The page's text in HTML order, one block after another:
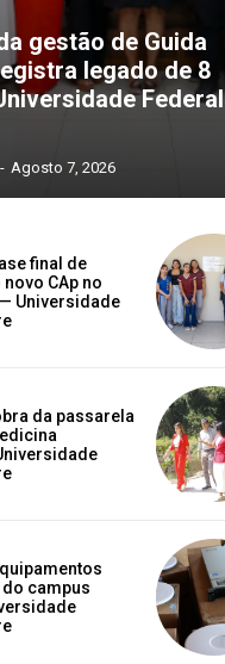
gestão de Guida
legado de 8
Federal
- Agosto 7, 2026
final de
CAp no
Universidade
da passarela
campus